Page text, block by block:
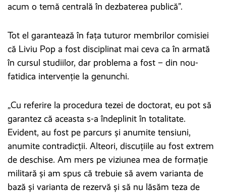
acum o temă centrală în dezbaterea publică”.
Tot el garantează în faţa tuturor membrilor comisiei
că Liviu Pop a fost disciplinat mai ceva ca în armată
în cursul studiilor, dar problema a fost – din nou-
fatidica intervenţie la genunchi.
„Cu referire la procedura tezei de doctorat, eu pot să
garantez că aceasta s-a îndeplinit în totalitate.
Evident, au fost pe parcurs şi anumite tensiuni,
anumite contradicţii. Alteori, discuţiile au fost extrem
de deschise. Am mers pe viziunea mea de formaţie
militară şi am spus că trebuie să avem varianta de
bază şi varianta de rezervă şi să nu lăsăm teza de